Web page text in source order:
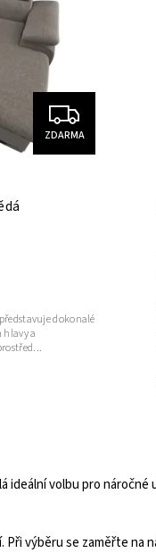
ZDARMA
dokonalé
a
ideální volbu pro náročné
výběru se zaměřte na